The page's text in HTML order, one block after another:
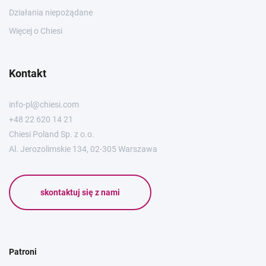
Działania niepożądane
Więcej o Chiesi
Kontakt
info-pl@chiesi.com
+48 22 620 14 21
Chiesi Poland Sp. z o.o.
Al. Jerozolimskie 134, 02-305 Warszawa
skontaktuj się z nami
Patroni